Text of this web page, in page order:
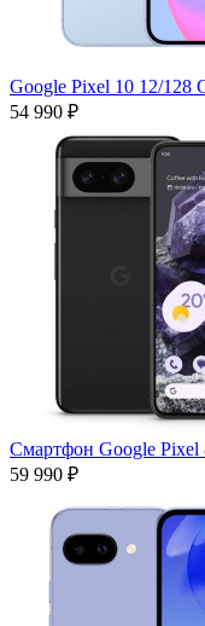
Google Pixel 10 12/128
54 990 ₽
Смартфон Google Pixel
59 990 ₽